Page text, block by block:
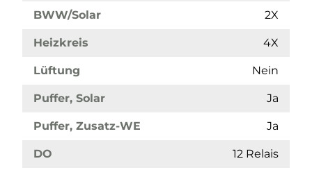
BWW/Solar 2X
Heizkreis 4X
Lüftung Nein
Puffer, Solar Ja
Puffer, Zusatz-WE Ja
DO 12 Relais